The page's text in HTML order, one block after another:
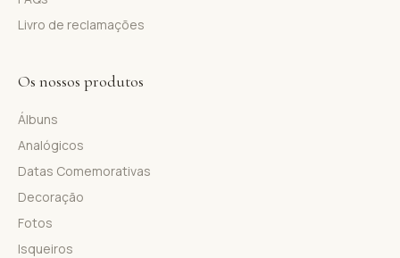
Livro de reclamações
Os nossos produtos
Álbuns
Analógicos
Datas Comemorativas
Decoração
Fotos
Isqueiros